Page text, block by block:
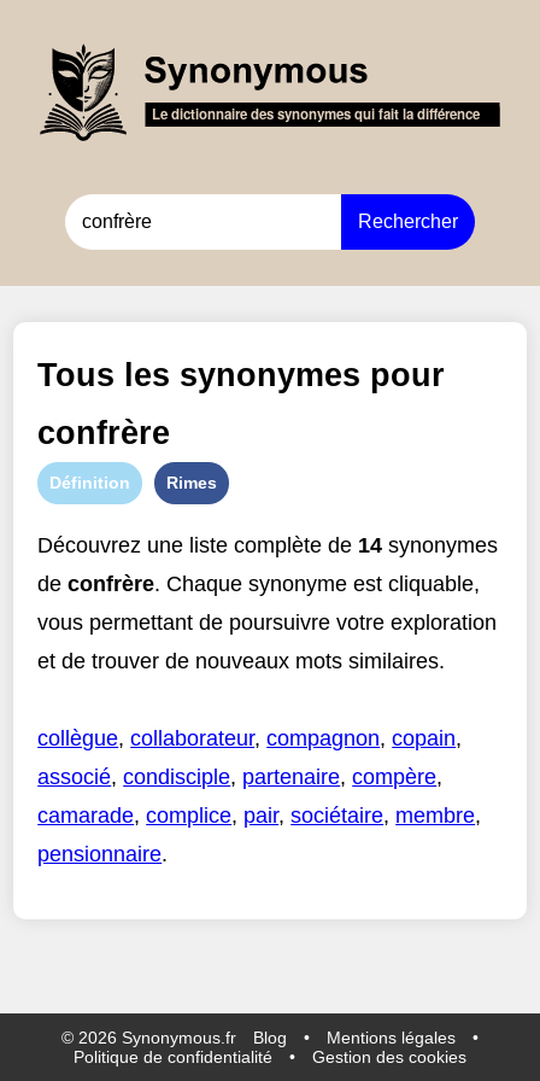
Rechercher
Tous les synonymes pour
confrère
Définition Rimes
Découvrez une liste complète de 14 synonymes
deconfrère. Chaque synonyme est cliquable,
vous permettant de poursuivre votre exploration
et de trouver de nouveaux mots similaires.
collègue,collaborateur,compagnon,copain,
associé,condisciple, partenaire,compère,
camarade,complice, pair,sociétaire, membre,
pensionnaire.
© 2026 Synonymous.fr Blog • Mentions légales
•
Politique de confidentialité
• Gestion des cookies